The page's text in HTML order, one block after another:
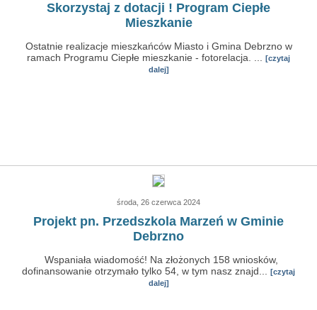
Skorzystaj z dotacji ! Program Ciepłe
Mieszkanie
Ostatnie realizacje mieszkańców Miasto i Gmina Debrzno w
ramach Programu Ciepłe mieszkanie - fotorelacja. ...
[czytaj
dalej]
środa, 26 czerwca 2024
Projekt pn. Przedszkola Marzeń w Gminie
Debrzno
Wspaniała wiadomość! Na złożonych 158 wniosków,
dofinansowanie otrzymało tylko 54, w tym nasz znajd...
[czytaj
dalej]